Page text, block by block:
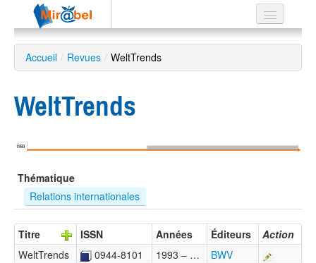
Le réseau
Soutien
Listes
Recherche
avancée
EN
ES
?
Accueil / Revues / WeltTrends
WeltTrends
1993
Thématique
Relations internationales
Titre ISSN Années Éditeurs
Action
WeltTrends
0944-8101 1993 – … BWV